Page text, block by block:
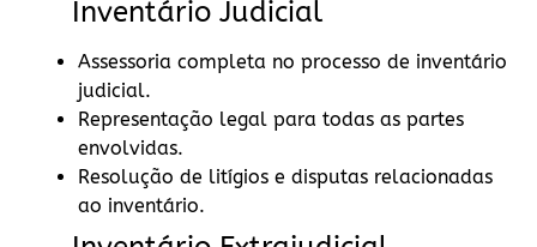
Inventário Judicial
Assessoria completa no processo de inventário
judicial.
Representação legal para todas as partes
envolvidas.
Resolução de litígios e disputas relacionadas
ao inventário.